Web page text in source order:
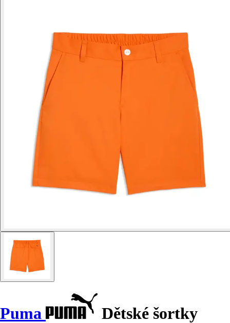
Puma Dětské šortky